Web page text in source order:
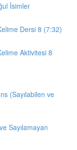
İsimler
Dersi 8 (7:32)
Aktivitesi 8
(Sayılabilen ve
Sayılamayan